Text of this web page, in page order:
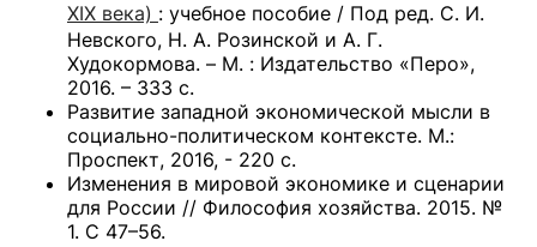
XIX века) : учебное пособие / Под ред. С. И.
Невского, Н. А. Розинской и А. Г.
Худокормова. – М. : Издательство «Перо»,
2016. – 333 с.
Развитие западной экономической мысли в
социально-политическом контексте. М.:
Проспект, 2016, - 220 с.
Изменения в мировой экономике и сценарии
для России // Философия хозяйства. 2015. №
1. С 47–56.